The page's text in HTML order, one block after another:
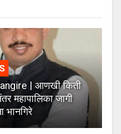
| आणखी किती
महापालिका जागी
भानगिरे